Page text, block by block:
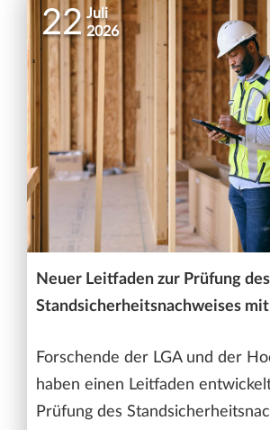
22 Juli
2026
Neuer Leitfaden zur Prüfung des
Standsicherheitsnachweises
Forschende der LGA und der
haben einen Leitfaden
Prüfung des